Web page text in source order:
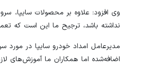
وی افزود: علاوه بر محصولات
نداشته باشد، ترجیح ما این است که
مدیرعامل امداد خودرو سایپا در مورد
اضافه‌شده اما همکاران ما آموزش‌های